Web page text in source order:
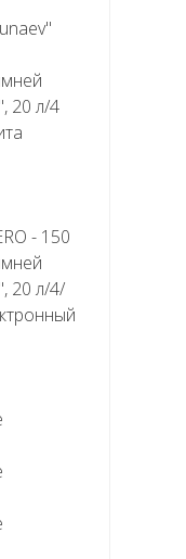
20 л/4
- 150
20 л/4/